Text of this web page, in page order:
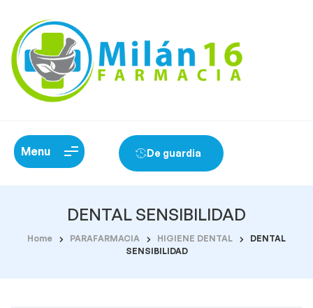
Menu De guardia
DENTAL SENSIBILIDAD
Home PARAFARMACIA HIGIENE DENTAL
DENTAL
SENSIBILIDAD